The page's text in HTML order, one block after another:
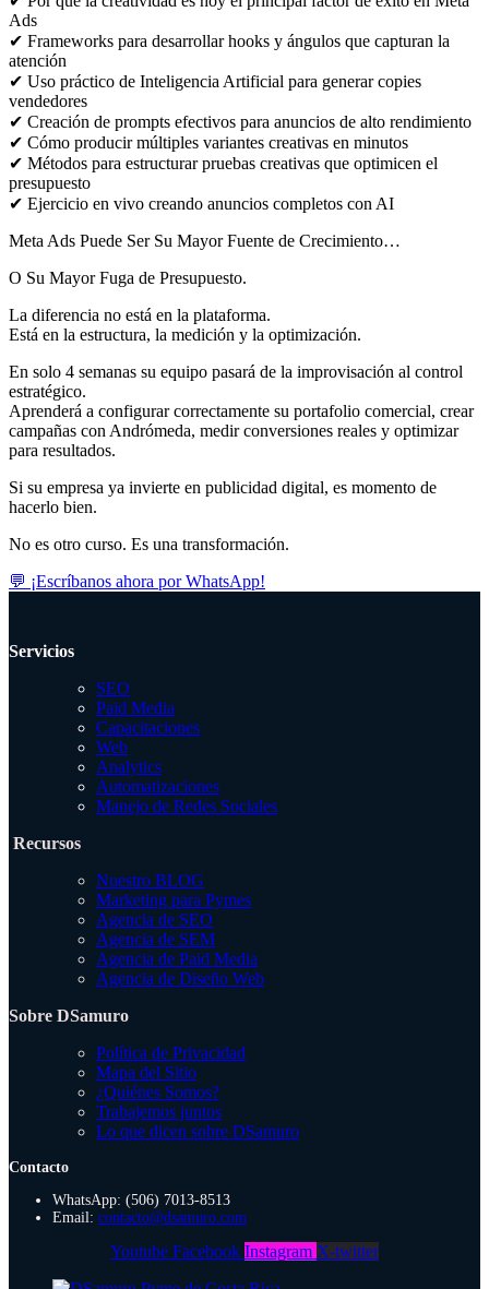
Ads
✔ Frameworks para desarrollar hooks y ángulos que capturan la
atención
✔ Uso práctico de Inteligencia Artificial para generar copies
vendedores
✔ Creación de prompts efectivos para anuncios de alto rendimiento
✔ Cómo producir múltiples variantes creativas en minutos
✔ Métodos para estructurar pruebas creativas que optimicen el
presupuesto
✔ Ejercicio en vivo creando anuncios completos con AI
Meta Ads Puede Ser Su Mayor Fuente de Crecimiento…
O Su Mayor Fuga de Presupuesto.
La diferencia no está en la plataforma.
Está en la estructura, la medición y la optimización.
En solo 4 semanas su equipo pasará de la improvisación al control
estratégico.
Aprenderá a configurar correctamente su portafolio comercial, crear
campañas con Andrómeda, medir conversiones reales y optimizar
para resultados.
Si su empresa ya invierte en publicidad digital, es momento de
hacerlo bien.
No es otro curso. Es una transformación.
💬 ¡Escríbanos ahora por WhatsApp!
Servicios
SEO
Paid Media
Capacitaciones
Web
Analytics
Automatizaciones
Manejo de Redes Sociales
Recursos
Nuestro BLOG
Marketing para Pymes
Agencia de SEO
Agencia de SEM
Agencia de Paid Media
Agencia de Diseño Web
Sobre DSamuro
Política de Privacidad
Mapa del Sitio
¿Quiénes Somos?
Trabajemos juntos
Lo que dicen sobre DSamuro
Contacto
WhatsApp: (506) 7013-8513
Email: contacto@dsamuro.com
Youtube Facebook Instagram X-twitter